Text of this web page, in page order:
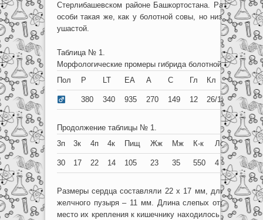
Стерлибашевском районе Башкортостана. Расцветка
особи такая же, как у болотной совы, но низ
ушастой.
Таблица № 1.
Морфологические промеры гибрида болотной и ушастой
Пол
P LT EA A C Гл Кл Г Ц
380 340 935 270 149 12 26/13 80 46
Продолжение таблицы № 1.
3п
3к 4п 4к Пищ Жж Мж К-к Лс Пс Вс
30 17 22 14 105 23 35 550 4
Размеры сердца составляли 22 х 17 мм, длина
желчного пузыря – 11 мм. Длина слепых отростков
место их крепления к кишечнику находилось в 18 мм от